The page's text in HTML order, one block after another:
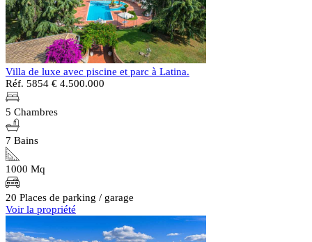
Villa de luxe avec piscine et parc à Latina.
Réf. 5854 € 4.500.000
5 Chambres
7 Bains
1000 Mq
20 Places de parking / garage
Voir la propriété